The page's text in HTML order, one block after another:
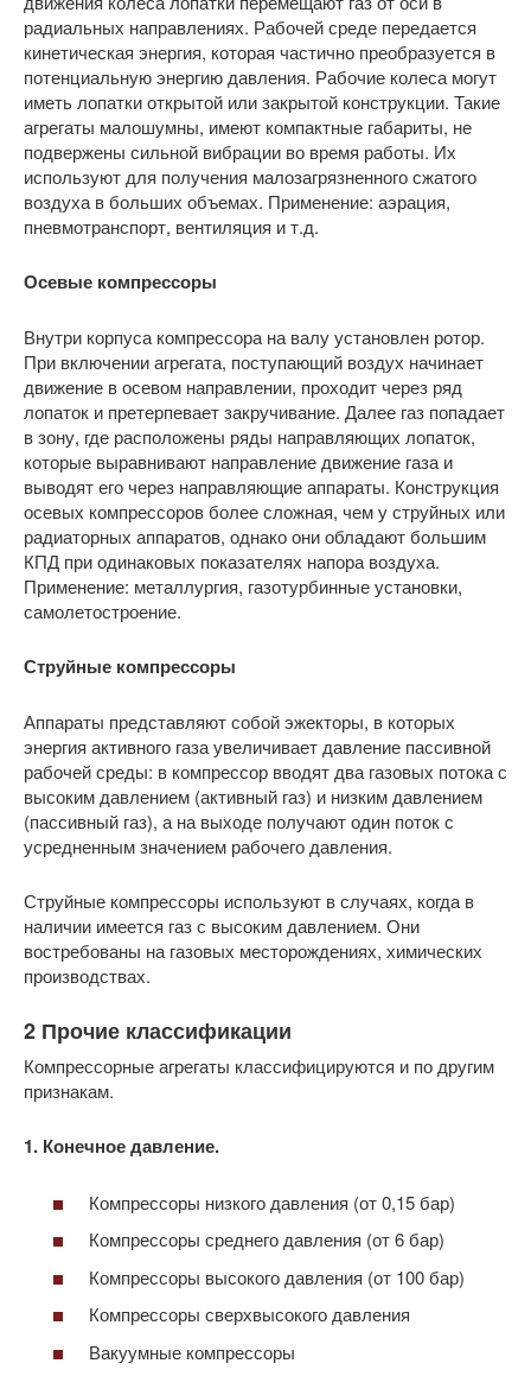
радиальных направлениях. Рабочей среде передается
кинетическая энергия, которая частично преобразуется в
потенциальную энергию давления. Рабочие колеса могут
иметь лопатки открытой или закрытой конструкции. Такие
агрегаты малошумны, имеют компактные габариты, не
подвержены сильной вибрации во время работы. Их
используют для получения малозагрязненного сжатого
воздуха в больших объемах. Применение: аэрация,
пневмотранспорт, вентиляция и т.д.
Осевые компрессоры
Внутри корпуса компрессора на валу установлен ротор.
При включении агрегата, поступающий воздух начинает
движение в осевом направлении, проходит через ряд
лопаток и претерпевает закручивание. Далее газ попадает
в зону, где расположены ряды направляющих лопаток,
которые выравнивают направление движение газа и
выводят его через направляющие аппараты. Конструкция
осевых компрессоров более сложная, чем у струйных или
радиаторных аппаратов, однако они обладают большим
КПД при одинаковых показателях напора воздуха.
Применение: металлургия, газотурбинные установки,
самолетостроение.
Струйные компрессоры
Аппараты представляют собой эжекторы, в которых
энергия активного газа увеличивает давление пассивной
рабочей среды: в компрессор вводят два газовых потока с
высоким давлением (активный газ) и низким давлением
(пассивный газ), а на выходе получают один поток с
усредненным значением рабочего давления.
Струйные компрессоры используют в случаях, когда в
наличии имеется газ с высоким давлением. Они
востребованы на газовых месторождениях, химических
производствах.
2 Прочие классификации
Компрессорные агрегаты классифицируются и по другим
признакам.
1. Конечное давление.
Компрессоры низкого давления (от 0,15 бар)
Компрессоры среднего давления (от 6 бар)
Компрессоры высокого давления (от 100 бар)
Компрессоры сверхвысокого давления
Вакуумные компрессоры